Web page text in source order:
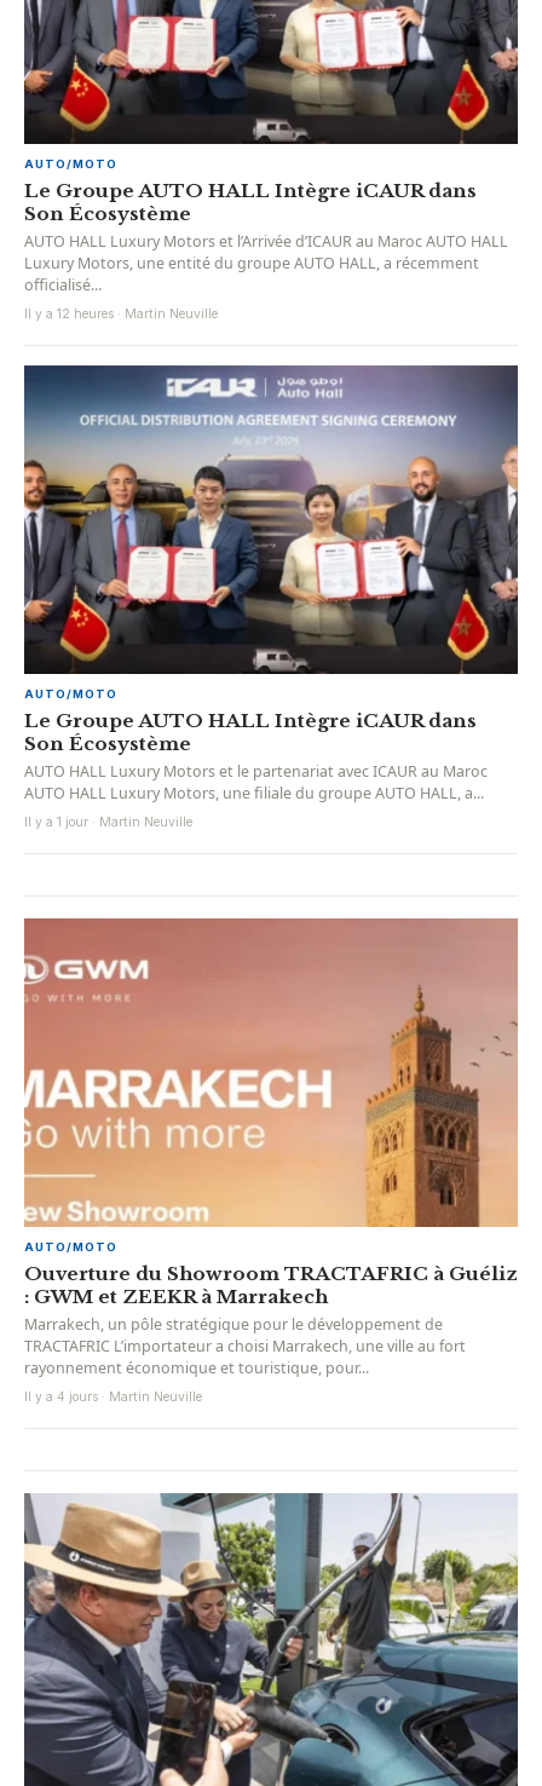
AUTO/MOTO
Le Groupe AUTO HALL Intègre iCAUR dans
Son Écosystème
AUTO HALL Luxury Motors et l’Arrivée d’ICAUR au Maroc AUTO HALL
Luxury Motors, une entité du groupe AUTO HALL, a récemment
officialisé...
Il y a 12 heures · Martin Neuville
AUTO/MOTO
Le Groupe AUTO HALL Intègre iCAUR dans
Son Écosystème
AUTO HALL Luxury Motors et le partenariat avec ICAUR au Maroc
AUTO HALL Luxury Motors, une filiale du groupe AUTO HALL, a...
Il y a 1 jour · Martin Neuville
AUTO/MOTO
Ouverture du Showroom TRACTAFRIC à Guéliz
: GWM et ZEEKR à Marrakech
Marrakech, un pôle stratégique pour le développement de
TRACTAFRIC L’importateur a choisi Marrakech, une ville au fort
rayonnement économique et touristique, pour...
Il y a 4 jours · Martin Neuville